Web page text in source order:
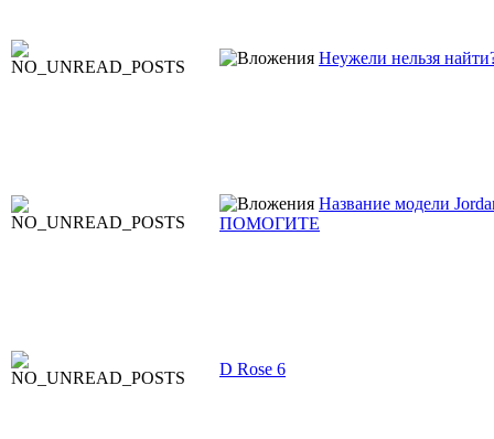
Неужели нельзя
Название модели
ПОМОГИТЕ
D Rose 6